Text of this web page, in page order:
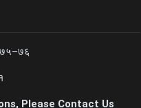
Please Contact Us